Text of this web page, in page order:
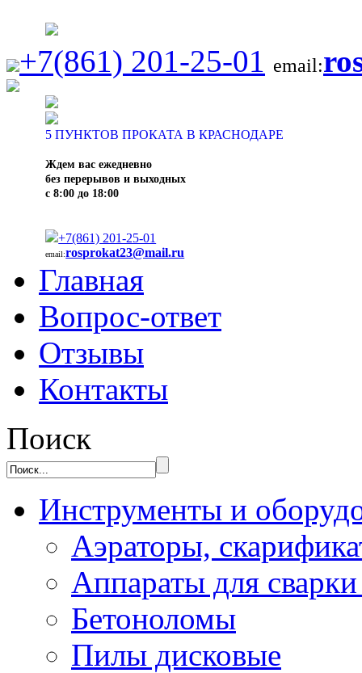
+7(861) 201-25-01 email:
5 ПУНКТОВ ПРОКАТА В КРАСНОДАРЕ
Ждем вас ежедневно
без перерывов и выходных
с 8:00 до 18:00
+7(861) 201-25-01
email:rosprokat23@mail.ru
Главная
Вопрос-ответ
Отзывы
Контакты
Поиск
Инструменты и
Аэраторы,
Аппараты для
Бетоноломы
Пилы дисковые